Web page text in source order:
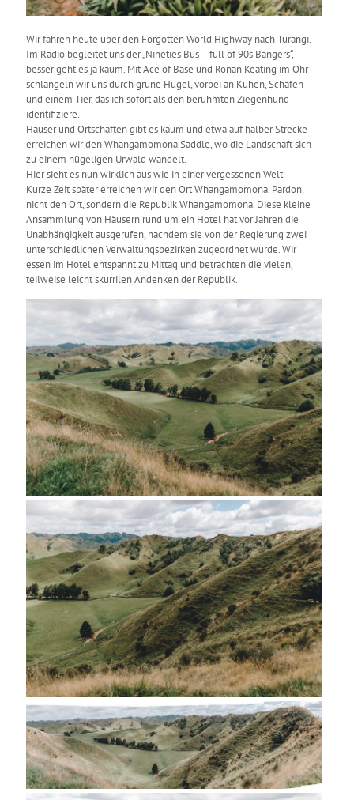
Wir fahren heute über den Forgotten World Highway nach Turangi.
Im Radio begleitet uns der „Nineties Bus – full of 90s Bangers“,
besser geht es ja kaum. Mit Ace of Base und Ronan Keating im Ohr
schlängeln wir uns durch grüne Hügel, vorbei an Kühen, Schafen
und einem Tier, das ich sofort als den berühmten Ziegenhund
identifiziere.
Häuser und Ortschaften gibt es kaum und etwa auf halber Strecke
erreichen wir den Whangamomona Saddle, wo die Landschaft sich
zu einem hügeligen Urwald wandelt.
Hier sieht es nun wirklich aus wie in einer vergessenen Welt.
Kurze Zeit später erreichen wir den Ort Whangamomona. Pardon,
nicht den Ort, sondern die Republik Whangamomona. Diese kleine
Ansammlung von Häusern rund um ein Hotel hat vor Jahren die
Unabhängigkeit ausgerufen, nachdem sie von der Regierung zwei
unterschiedlichen Verwaltungsbezirken zugeordnet wurde. Wir
essen im Hotel entspannt zu Mittag und betrachten die vielen,
teilweise leicht skurrilen Andenken der Republik.